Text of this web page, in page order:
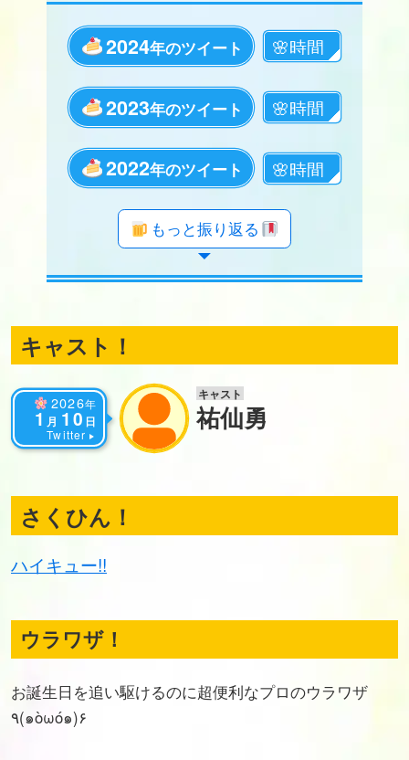
2024年のツイート
2023年のツイート
2022年のツイート
年のツイート
年のツイート
年のツイート
年のツイート
年のツイート
年のツイート
年のツイート
年のツイート
年のツイート
年のツイート
年のツイート
年のツイート
年のツイート
年のツイート
年のツイート
年のツイート
もっと振り返る
キャスト！
2026年
1月 10 日
Twitter
キャスト
祐仙勇
さくひん！
ハイキュー!!
ウラワザ！
お誕生日を追い駆けるのに超便利なプロのウラワザ
٩(๑òωó๑)۶